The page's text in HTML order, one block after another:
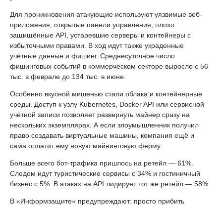
Для проникновения атакующие используют уязвимые веб-
приложения, открытые панели управления, плохо
защищённые API, устаревшие серверы и контейнеры с
избыточными правами. В ход идут также украденные
учётные данные и фишинг. Среднесуточное число
фишинговых событий в коммерческом секторе выросло с 56
тыс. в феврале до 134 тыс. в июне.
Особенно вкусной мишенью стали облака и контейнерные
среды. Доступ к узлу Kubernetes, Docker API или сервисной
учётной записи позволяет развернуть майнер сразу на
нескольких экземплярах. А если злоумышленник получил
право создавать виртуальные машины, компания ещё и
сама оплатит ему новую майнинговую ферму.
Больше всего бот-трафика пришлось на ретейл — 61%.
Следом идут туристические сервисы с 34% и гостиничный
бизнес с 5%. В атаках на API лидирует тот же ретейл — 58%.
В «Информзащите» предупреждают: просто прибить